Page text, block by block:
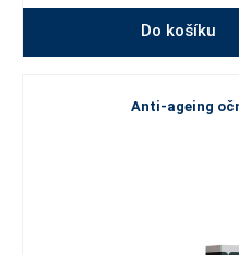
Do košíku
Anti-ageing